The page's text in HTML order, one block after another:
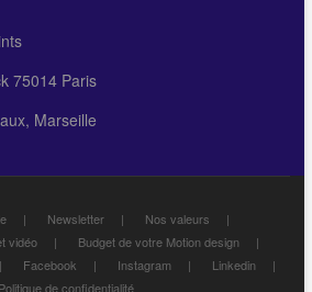
75014 Paris
Marseille
Newsletter
Nos valeurs
vidéo
Budget de votre Motion design
Facebook Instagram
Linkedin
Politique de confidentialité